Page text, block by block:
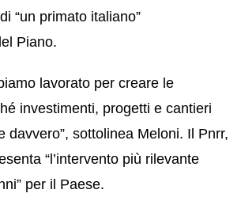
“un primato italiano”
Piano.
lavorato per creare le
investimenti, progetti e cantieri
davvero”, sottolinea Meloni. Il Pnrr,
“l’intervento più rilevante
per il Paese.